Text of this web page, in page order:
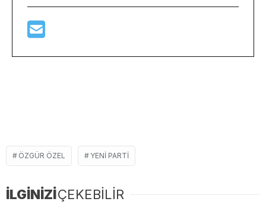
ÖZGÜR ÖZEL YENI PARTI
İLGİNİZİÇEKEBİLİR